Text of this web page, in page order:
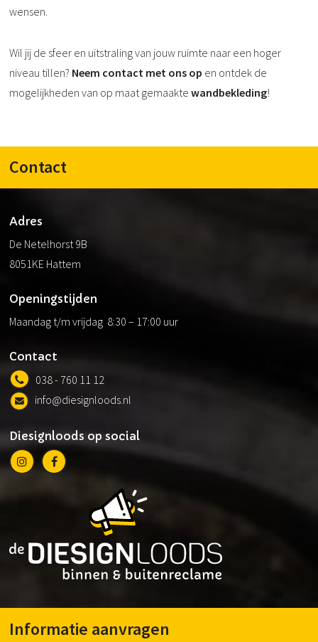
wensen.
Wil jij de sfeer en uitstraling van jouw ruimte naar een hoger
niveau tillen? Neem contact met ons op en ontdek de
mogelijkheden van op maat gemaaktewandbekleding!
Contact
Adres
De Netelhorst 9B
8051KE Hattem
Openingstijden
Maandag t/m vrijdag 8:30 – 17:00 uur
Contact
038 - 760 11 12
info@diesignloods.nl
Diesignloods op social
Informatie aanvragen